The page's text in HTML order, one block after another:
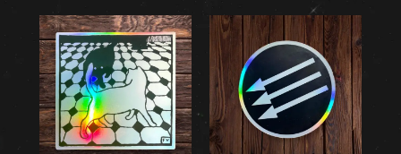
M
a
i
6
8
–